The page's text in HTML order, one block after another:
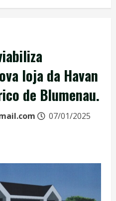
loja da Havan
de Blumenau.
07/01/2025